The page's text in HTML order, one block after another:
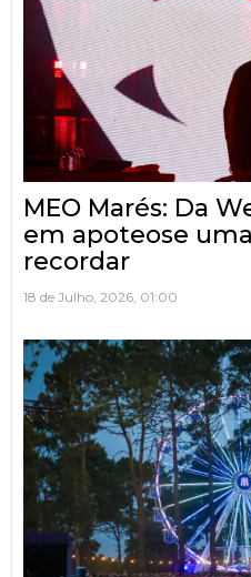
MEO Marés: Da
em apoteose
recordar
18 de Julho, 2026, 01:00